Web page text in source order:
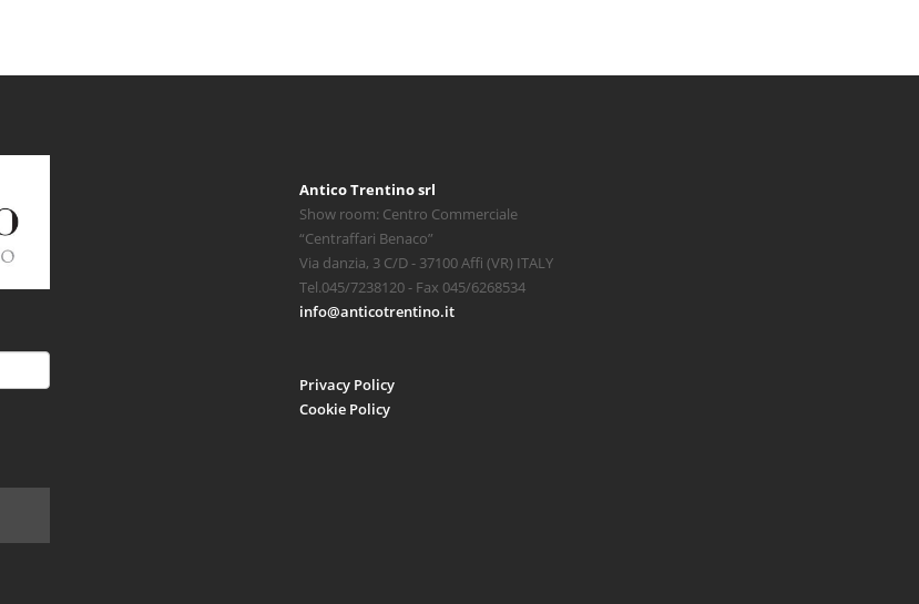
Antico Trentino srl
Show room: Centro Commerciale
“Centraffari Benaco”
Via danzia, 3 C/D - 37100 Affi (VR) ITALY
Tel.045/7238120 - Fax 045/6268534
info@anticotrentino.it
Privacy Policy
Cookie Policy